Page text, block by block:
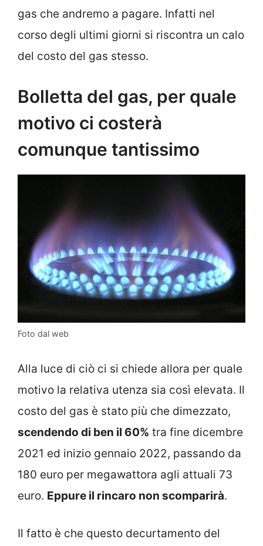
gas che andremo a pagare. Infatti nel
corso degli ultimi giorni si riscontra un calo
del costo del gas stesso.
Bolletta del gas, per quale
motivo ci costerà
comunque tantissimo
Foto dal web
Alla luce di ciò ci si chiede allora per quale
motivo la relativa utenza sia così elevata. Il
costo del gas è stato più che dimezzato,
scendendo di ben il 60% tra fine dicembre
2021 ed inizio gennaio 2022, passando da
180 euro per megawattora agli attuali 73
euro. Eppure il rincaro non scomparirà.
Il fatto è che questo decurtamento del